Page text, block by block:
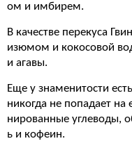
ом и имбирем.
В качестве перекуса
изюмом и кокосовой
и агавы.
Еще у знаменитости
никогда не попадает
нированные углеводы,
ь и кофеин.